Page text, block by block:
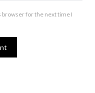
browser for the next time I